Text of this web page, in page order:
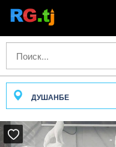
ДУШАНБЕ